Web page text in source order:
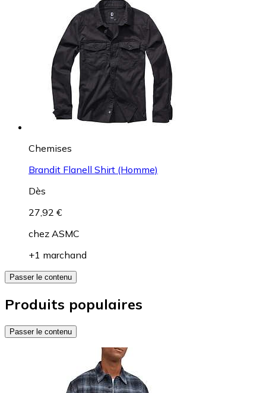
Chemises
Brandit Flanell Shirt (Homme)
Dès
27,92 €
chez ASMC
+1 marchand
Passer le contenu
Produits populaires
Passer le contenu